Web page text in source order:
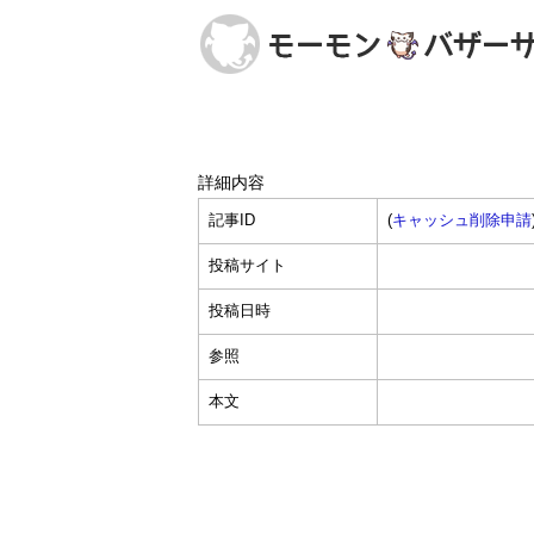
詳細内容
記事ID (キャッシュ削除申請
投稿サイト
投稿日時
参照
本文